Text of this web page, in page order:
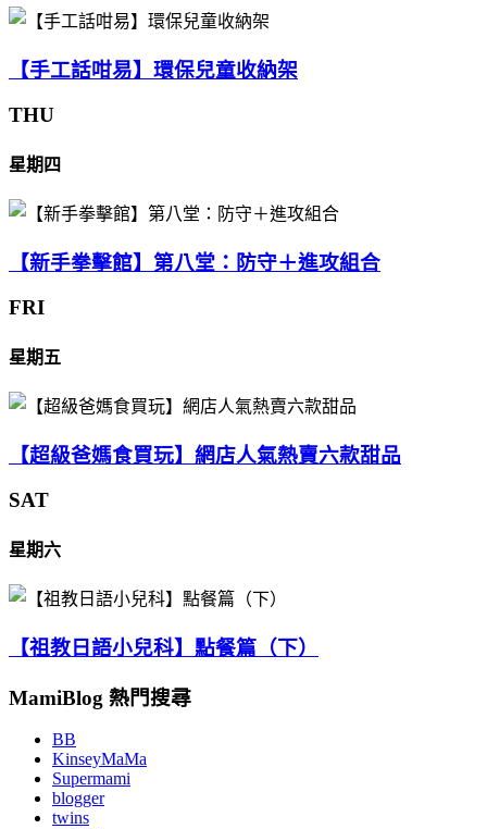
【手工話咁易】環保兒童收納架
THU
星期四
【新手拳擊館】第八堂：防守＋進攻組合
FRI
星期五
【超級爸媽食買玩】網店人氣熱賣六款甜品
SAT
星期六
【祖教日語小兒科】點餐篇（下）
MamiBlog 熱門搜尋
BB
KinseyMaMa
Supermami
blogger
twins